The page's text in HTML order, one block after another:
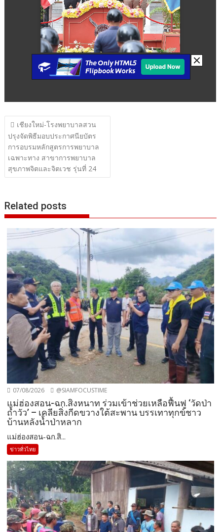
แนะแนว
เรื่อง
เชียงใหม่-โรงพยาบาลสวน
ปรุงจัดพิธีมอบประกาศนียบัตร
การอบรมหลักสูตรการพยาบาล
เฉพาะทาง สาขาการพยาบาล
สุขภาพจิตและจิตเวช รุ่นที่ 24
Related posts
07/08/2026 @SIAMFOCUSTIME
แม่ฮ่องสอน-ฉก.สิงหนาท ร่วมเข้าช่วยเหลือฟื้นฟู ‘วัดป่า
ถ้ำวัว’ – เคลียสิ่งกีดขวางใต้สะพาน บรรเทาทุกข์ชาว
บ้านหลังน้ำป่าหลาก
แม่ฮ่องสอน-ฉก.สิ...
ข่าวทั่วไทย